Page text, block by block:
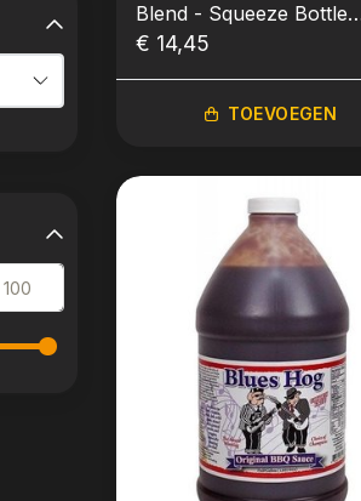
Blend - Squeeze Bottle
Knijpfles (680gr-24oz)
€ 14,45
TOEVOEGEN